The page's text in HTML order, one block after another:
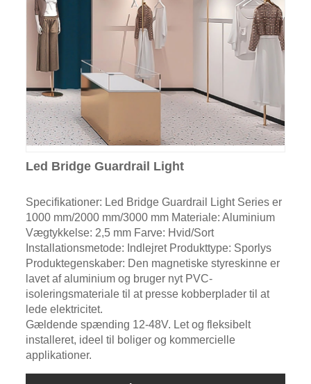
Led Bridge Guardrail Light
Specifikationer: Led Bridge Guardrail Light Series er
1000 mm/2000 mm/3000 mm Materiale: Aluminium
Vægtykkelse: 2,5 mm Farve: Hvid/Sort
Installationsmetode: Indlejret Produkttype: Sporlys
Produktegenskaber: Den magnetiske styreskinne er
lavet af aluminium og bruger nyt PVC-
isoleringsmateriale til at presse kobberplader til at
lede elektricitet.
Gældende spænding 12-48V. Let og fleksibelt
installeret, ideel til boliger og kommercielle
applikationer.